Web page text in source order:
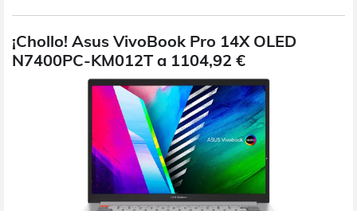
¡Chollo! Asus VivoBook Pro 14X OLED
N7400PC-KM012T a 1104,92 €